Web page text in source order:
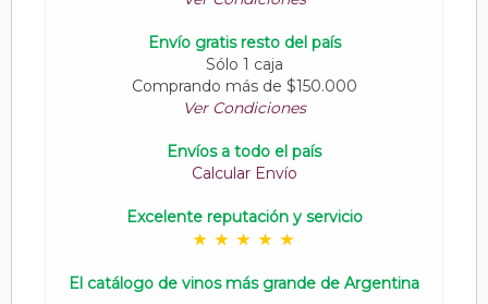
Envío gratis resto del país
Sólo 1 caja
Comprando más de $150.000
Ver Condiciones
Envíos a todo el país
Calcular Envío
Excelente reputación y servicio
El catálogo de vinos más grande de Argentina